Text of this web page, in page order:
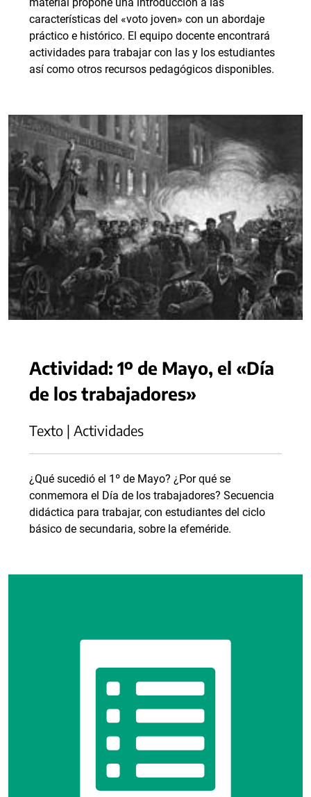
características del «voto joven» con un abordaje
práctico e histórico. El equipo docente encontrará
actividades para trabajar con las y los estudiantes
así como otros recursos pedagógicos disponibles.
Actividad: 1º de Mayo, el «Día
de los trabajadores»
Texto | Actividades
¿Qué sucedió el 1º de Mayo? ¿Por qué se
conmemora el Día de los trabajadores? Secuencia
didáctica para trabajar, con estudiantes del ciclo
básico de secundaria, sobre la efeméride.